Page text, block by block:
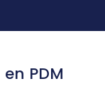
PDM